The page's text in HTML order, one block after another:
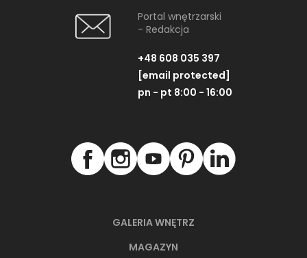
GALERIA WNĘTRZ
MAGAZYN
Portal wnętrzarski
- Redakcja
+48 608 035 397
[email protected]
pn - pt 8:00 - 16:00